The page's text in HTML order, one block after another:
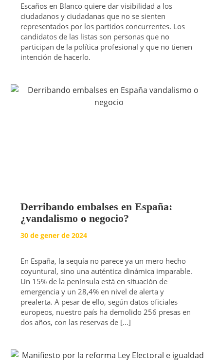
Escaños en Blanco quiere dar visibilidad a los
ciudadanos y ciudadanas que no se sienten
representados por los partidos concurrentes. Los
candidatos de las listas son personas que no
participan de la política profesional y que no tienen
intención de hacerlo.
Derribando embalses en España:
¿vandalismo o negocio?
30 de gener de 2024
En España, la sequía no parece ya un mero hecho
coyuntural, sino una auténtica dinámica imparable.
Un 15% de la península está en situación de
emergencia y un 28,4% en nivel de alerta y
prealerta. A pesar de ello, según datos oficiales
europeos, nuestro país ha demolido 256 presas en
dos años, con las reservas de […]